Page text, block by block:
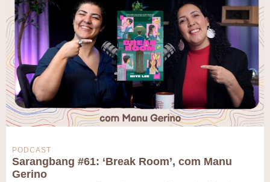
PODCAST
Sarangbang #61: ‘Break Room’, com Manu
Gerino